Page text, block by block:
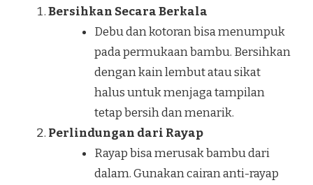
Bersihkan Secara Berkala
Debu dan kotoran bisa menumpuk
pada permukaan bambu. Bersihkan
dengan kain lembut atau sikat
halus untuk menjaga tampilan
tetap bersih dan menarik.
Perlindungan dari Rayap
Rayap bisa merusak bambu dari
dalam. Gunakan cairan anti-rayap